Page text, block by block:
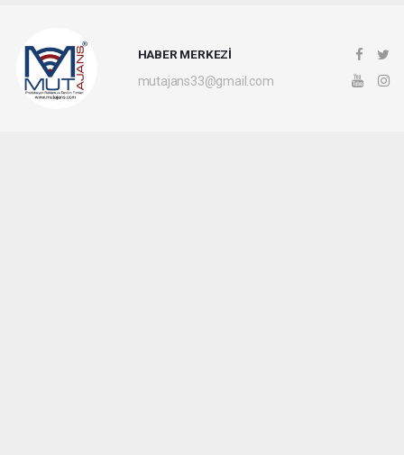
HABER MERKEZİ
mutajans33@gmail.com